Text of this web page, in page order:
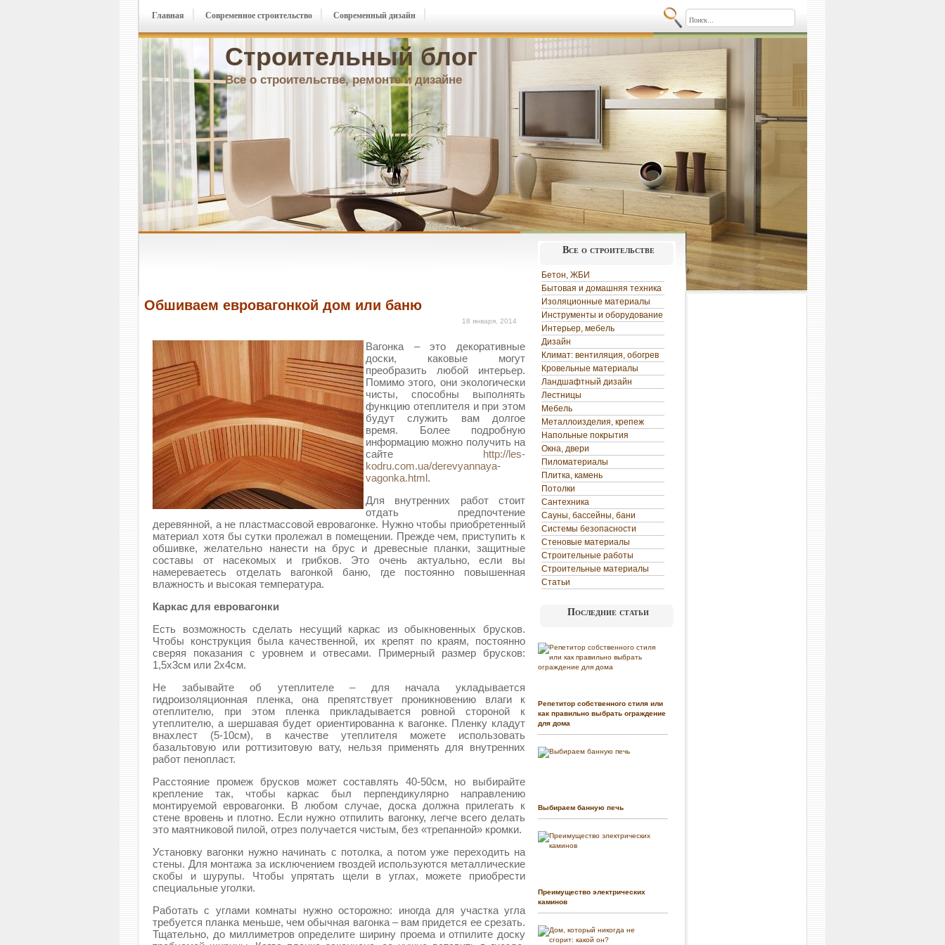
Строительный блог
Все о строительстве, ремонте и дизайне
Главная Современное строительство Современный дизайн
Обшиваем евровагонкой дом или баню
18 января, 2014
Вагонка – это декоративные
доски, каковые могут
преобразить любой интерьер.
Помимо этого, они экологически
чисты, способны выполнять
функцию отеплителя и при этом
будут служить вам долгое
время. Более подробную
информацию можно получить на
сайте http://les-
kodru.com.ua/derevyannaya-
vagonka.html.
Для внутренних работ стоит
отдать предпочтение
деревянной, а не пластмассовой евровагонке. Нужно чтобы приобретенный
материал хотя бы сутки пролежал в помещении. Прежде чем, приступить к
обшивке, желательно нанести на брус и древесные планки, защитные
составы от насекомых и грибков. Это очень актуально, если вы
намереваетесь отделать вагонкой баню, где постоянно повышенная
влажность и высокая температура.
Каркас для евровагонки
Есть возможность сделать несущий каркас из обыкновенных брусков.
Чтобы конструкция была качественной, их крепят по краям, постоянно
сверяя показания с уровнем и отвесами. Примерный размер брусков:
1,5х3см или 2х4см.
Не забывайте об утеплителе – для начала укладывается
гидроизоляционная пленка, она препятствует проникновению влаги к
отеплителю, при этом пленка прикладывается ровной стороной к
утеплителю, а шершавая будет ориентированна к вагонке. Пленку кладут
внахлест (5-10см), в качестве утеплителя можете использовать
базальтовую или роттизитовую вату, нельзя применять для внутренних
работ пенопласт.
Расстояние промеж брусков может составлять 40-50см, но выбирайте
крепление так, чтобы каркас был перпендикулярно направлению
монтируемой евровагонки. В любом случае, доска должна прилегать к
стене вровень и плотно. Если нужно отпилить вагонку, легче всего делать
это маятниковой пилой, отрез получается чистым, без «трепанной» кромки.
Установку вагонки нужно начинать с потолка, а потом уже переходить на
стены. Для монтажа за исключением гвоздей используются металлические
скобы и шурупы. Чтобы упрятать щели в углах, можете приобрести
специальные уголки.
Работать с углами комнаты нужно осторожно: иногда для участка угла
требуется планка меньше, чем обычная вагонка – вам придется ее срезать.
Тщательно, до миллиметров определите ширину проема и отпилите доску
Все о строительстве
Бетон, ЖБИ
Бытовая и домашняя техника
Изоляционные материалы
Инструменты и оборудование
Интерьер, мебель
Дизайн
Климат: вентиляция, обогрев
Кровельные материалы
Ландшафтный дизайн
Лестницы
Мебель
Металлоизделия, крепеж
Напольные покрытия
Окна, двери
Пиломатериалы
Плитка, камень
Потолки
Сантехника
Сауны, бассейны, бани
Системы безопасности
Стеновые материалы
Строительные работы
Строительные материалы
Статьи
Последние статьи
Репетитор собственного стиля или
как правильно выбрать ограждение
для дома
Выбираем банную печь
Преимущество электрических
каминов